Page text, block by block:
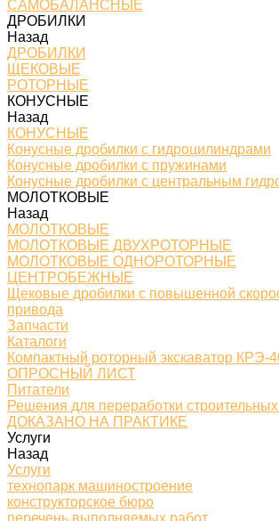
САМОБАЛАНСНЫЕ
ДРОБИЛКИ
Назад
ДРОБИЛКИ
ЩЕКОВЫЕ
РОТОРНЫЕ
КОНУСНЫЕ
Назад
КОНУСНЫЕ
Конусные дробилки с гидроцилиндрами
Конусные дробилки с пружинами
Конусные дробилки с центральным
МОЛОТКОВЫЕ
Назад
МОЛОТКОВЫЕ
МОЛОТКОВЫЕ ДВУХРОТОРНЫЕ
МОЛОТКОВЫЕ ОДНОРОТОРНЫЕ
ЦЕНТРОБЕЖНЫЕ
Щековые дробилки с повышенной
привода
Запчасти
Каталоги
Компактный роторный экскаватор КРЭ-
ОПРОСНЫЙ ЛИСТ
Питатели
Решения для переработки
ДОКАЗАНО НА ПРАКТИКЕ
Услуги
Назад
Услуги
технопарк машиностроение
конструкторское бюро
перечень выполняемых работ